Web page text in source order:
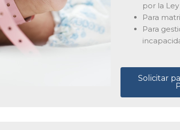
por la
Para
Para
Solicitar